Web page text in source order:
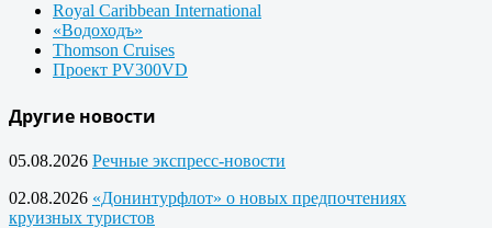
Royal Caribbean International
«Водоходъ»
Thomson Cruises
Проект PV300VD
Другие новости
05.08.2026 Речные экспресс-новости
02.08.2026 «Донинтурфлот» о новых предпочтениях
круизных туристов